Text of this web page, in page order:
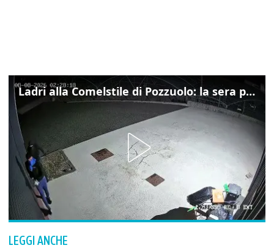
Ladri alla Comelstile di Pozzuolo: la sera prima il tentato furto a Buja, ecco le immagini
LEGGI ANCHE